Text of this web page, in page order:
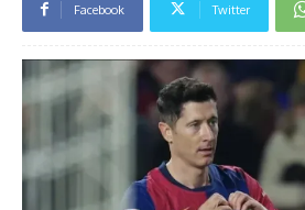
Facebook Twitter